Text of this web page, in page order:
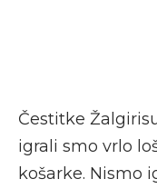
Čestitke
igrali smo vrlo
košarke. Nismo